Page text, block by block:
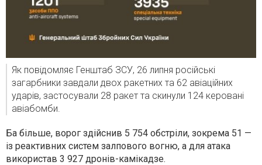
Як повідомляє Генштаб ЗСУ, 26 липня російські
загарбники завдали двох ракетних та 62 авіаційних
ударів, застосували 28 ракет та скинули 124 керовані
авіабомби.
Ба більше, ворог здійснив 5 754 обстріли, зокрема 51 —
із реактивних систем залпового вогню, а для атака
використав 3 927 дронів-камікадзе.